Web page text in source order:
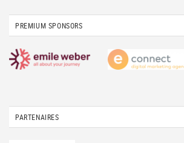
PREMIUM SPONSORS
PARTENAIRES